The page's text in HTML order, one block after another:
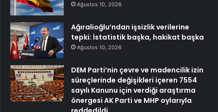
Ağustos 10, 2026
Ağıralioğlu’ndan işsizlik verilerine
tepki: İstatistik başka, hakikat başka
Ağustos 10, 2026
DEM Parti’nin çevre ve madencilik izin
süreçlerinde değişikleri içeren 7554
sayılı Kanunu için verdiği araştırma
önergesi AK Parti ve MHP oylarıyla